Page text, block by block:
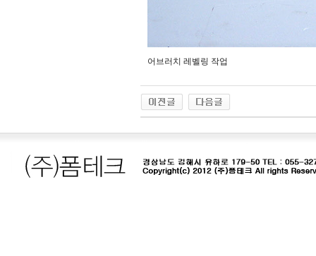
어브러치 레벨링 작업